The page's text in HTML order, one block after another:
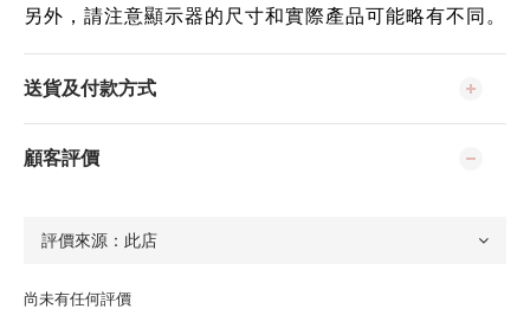
另外，請注意顯示器的尺寸和實際產品可能略有不同。
送貨及付款方式
顧客評價
尚未有任何評價